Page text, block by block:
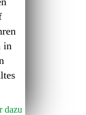
in
dazu